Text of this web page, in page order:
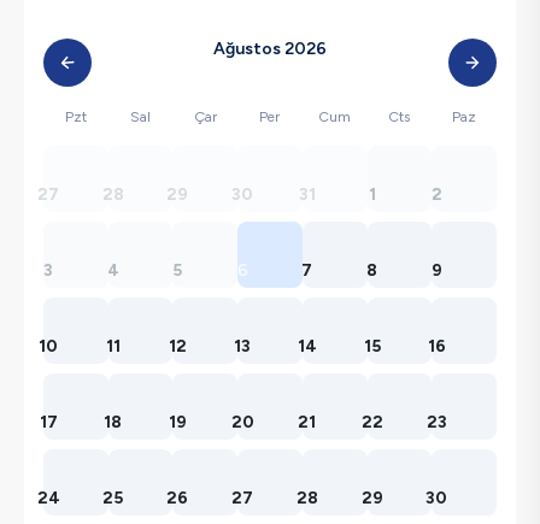
Ağustos 2026
Pzt Sal Çar Per Cum Cts Paz
27 28 29 30 31 1 2
3 4 5 6 7 8 9
10 11 12 13 14 15 16
17 18 19 20 21 22 23
24 25 26 27 28 29 30